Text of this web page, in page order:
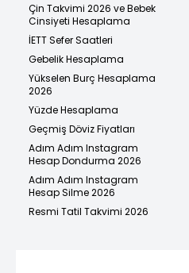
Çin Takvimi 2026 ve Bebek
Cinsiyeti Hesaplama
İETT Sefer Saatleri
Gebelik Hesaplama
Yükselen Burç Hesaplama
2026
Yüzde Hesaplama
Geçmiş Döviz Fiyatları
Adım Adım Instagram
Hesap Dondurma 2026
Adım Adım Instagram
Hesap Silme 2026
Resmi Tatil Takvimi 2026